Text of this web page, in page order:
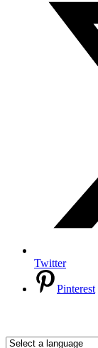
Twitter
Pinterest